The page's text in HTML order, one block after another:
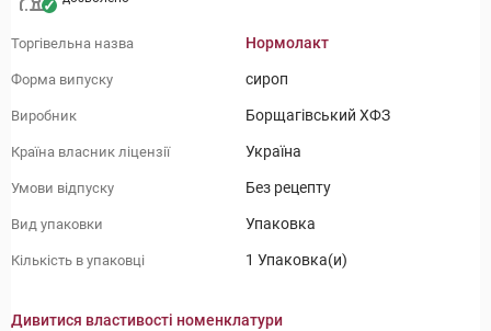
Торгівельна назва Нормолакт
Форма випуску сироп
Виробник Борщагівський ХФЗ
Країна власник ліцензії Україна
Умови відпуску Без рецепту
Вид упаковки Упаковка
Кількість в упаковці 1 Упаковка(и)
Дивитися властивості номенклатури